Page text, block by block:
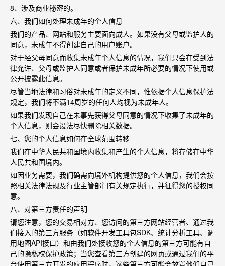
8、涉及商业秘密的。
六、我们如何处理未成年的个人信息
我们的产品、网站和服务主要面向成人。如果没有父母或监护人的
同意，未成年不得创建自己的用户账户。
对于经父母同意而收集未成年个人信息的情况，我们只会在受到法
律允许、父母或监护人同意或者保护未成年所必要的情况下使用或
公开披露此信息。
尽管当地法律和习俗对未成年的定义不同，惟依据个人信息保护法
规定，我们将不满14周岁的任何人均视为未成年人。
如果我们发现自己在未事先获得父母同意的情况下收集了未成年的
个人信息，则会设法尽快删除相关数据。
七、您的个人信息如何在全球范围转移
我们在中华人民共和国境内收集和产生的个人信息，将存储在中华
人民共和国境内。
如因业务需要，我们确需向境外机构提供您的个人信息，我们会按
照相关法律法规及行业主管部门有关规定执行，并征得您的授权同
意。
八、对第三方责任的声明
请您注意，您的交易相对方、您访问的第三方网站经营者、通过我
们接入的第三方服务（如软件开发工具包SDK、统计分析工具、调
用地图API接口）和由我们处接收您的个人信息的第三方可能有自
己的隐私权保护政策；当您查看第三方创建的网页或通过我们的平
台使用第三方开发的应用程序时，这些第三方可能会放置他们自己